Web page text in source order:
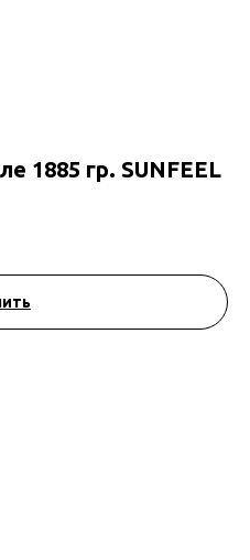
1885 гр. SUNFEEL